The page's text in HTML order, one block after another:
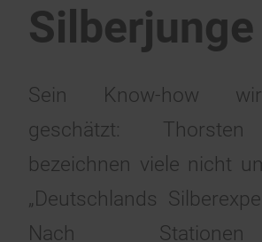
Silberjunge
Sein Know-how
geschätzt:
bezeichnen viele nicht
„Deutschlands
Nach